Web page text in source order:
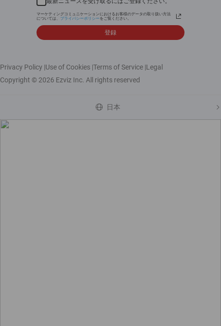
マーケティングコミュニケーションにおけるお客様のデータの取り扱い方法
については、
プライバシーポリシー をご覧ください。
登録
Privacy Policy |Use of Cookies |Terms of Service |Legal
Copyright © 2026 Ezviz Inc. All rights reserved
日本